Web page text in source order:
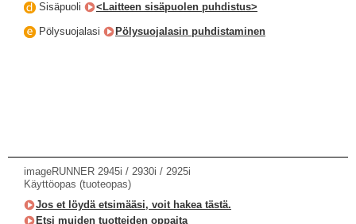
Sisäpuoli <Laitteen sisäpuolen puhdistus>
Pölysuojalasi Pölysuojalasin puhdistaminen
imageRUNNER 2945i / 2930i / 2925i
Käyttöopas (tuoteopas)
Jos et löydä etsimääsi, voit hakea tästä.
Etsi muiden tuotteiden oppaita